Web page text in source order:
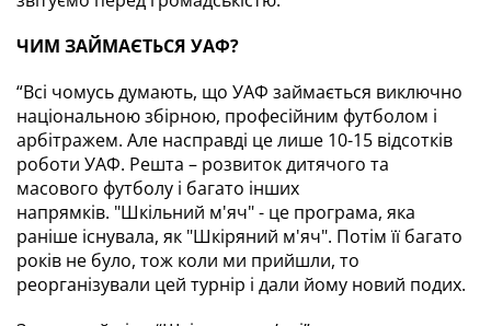
ЧИМ ЗАЙМАЄТЬСЯ УАФ?
“Всі чомусь думають, що УАФ займається виключно
національною збірною, професійним футболом і
арбітражем. Але насправді це лише 10-15 відсотків
роботи УАФ. Решта – розвиток дитячого та
масового футболу і багато інших
напрямків. "Шкільний м'яч" - це програма, яка
раніше існувала, як "Шкіряний м'яч". Потім її багато
років не було, тож коли ми прийшли, то
реорганізували цей турнір і дали йому новий подих.